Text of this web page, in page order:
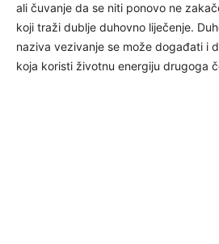
ali čuvanje da se niti ponovo ne
koji traži dublje duhovno liječenje.
naziva vezivanje se može događati i
koja koristi životnu energiju drugoga